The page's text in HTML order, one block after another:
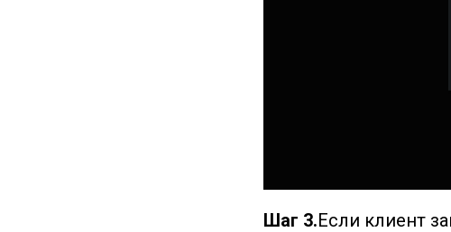
Шаг 3.Если клиент